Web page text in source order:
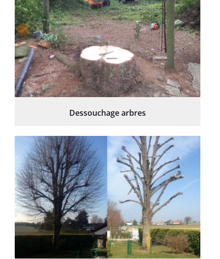
Dessouchage arbres